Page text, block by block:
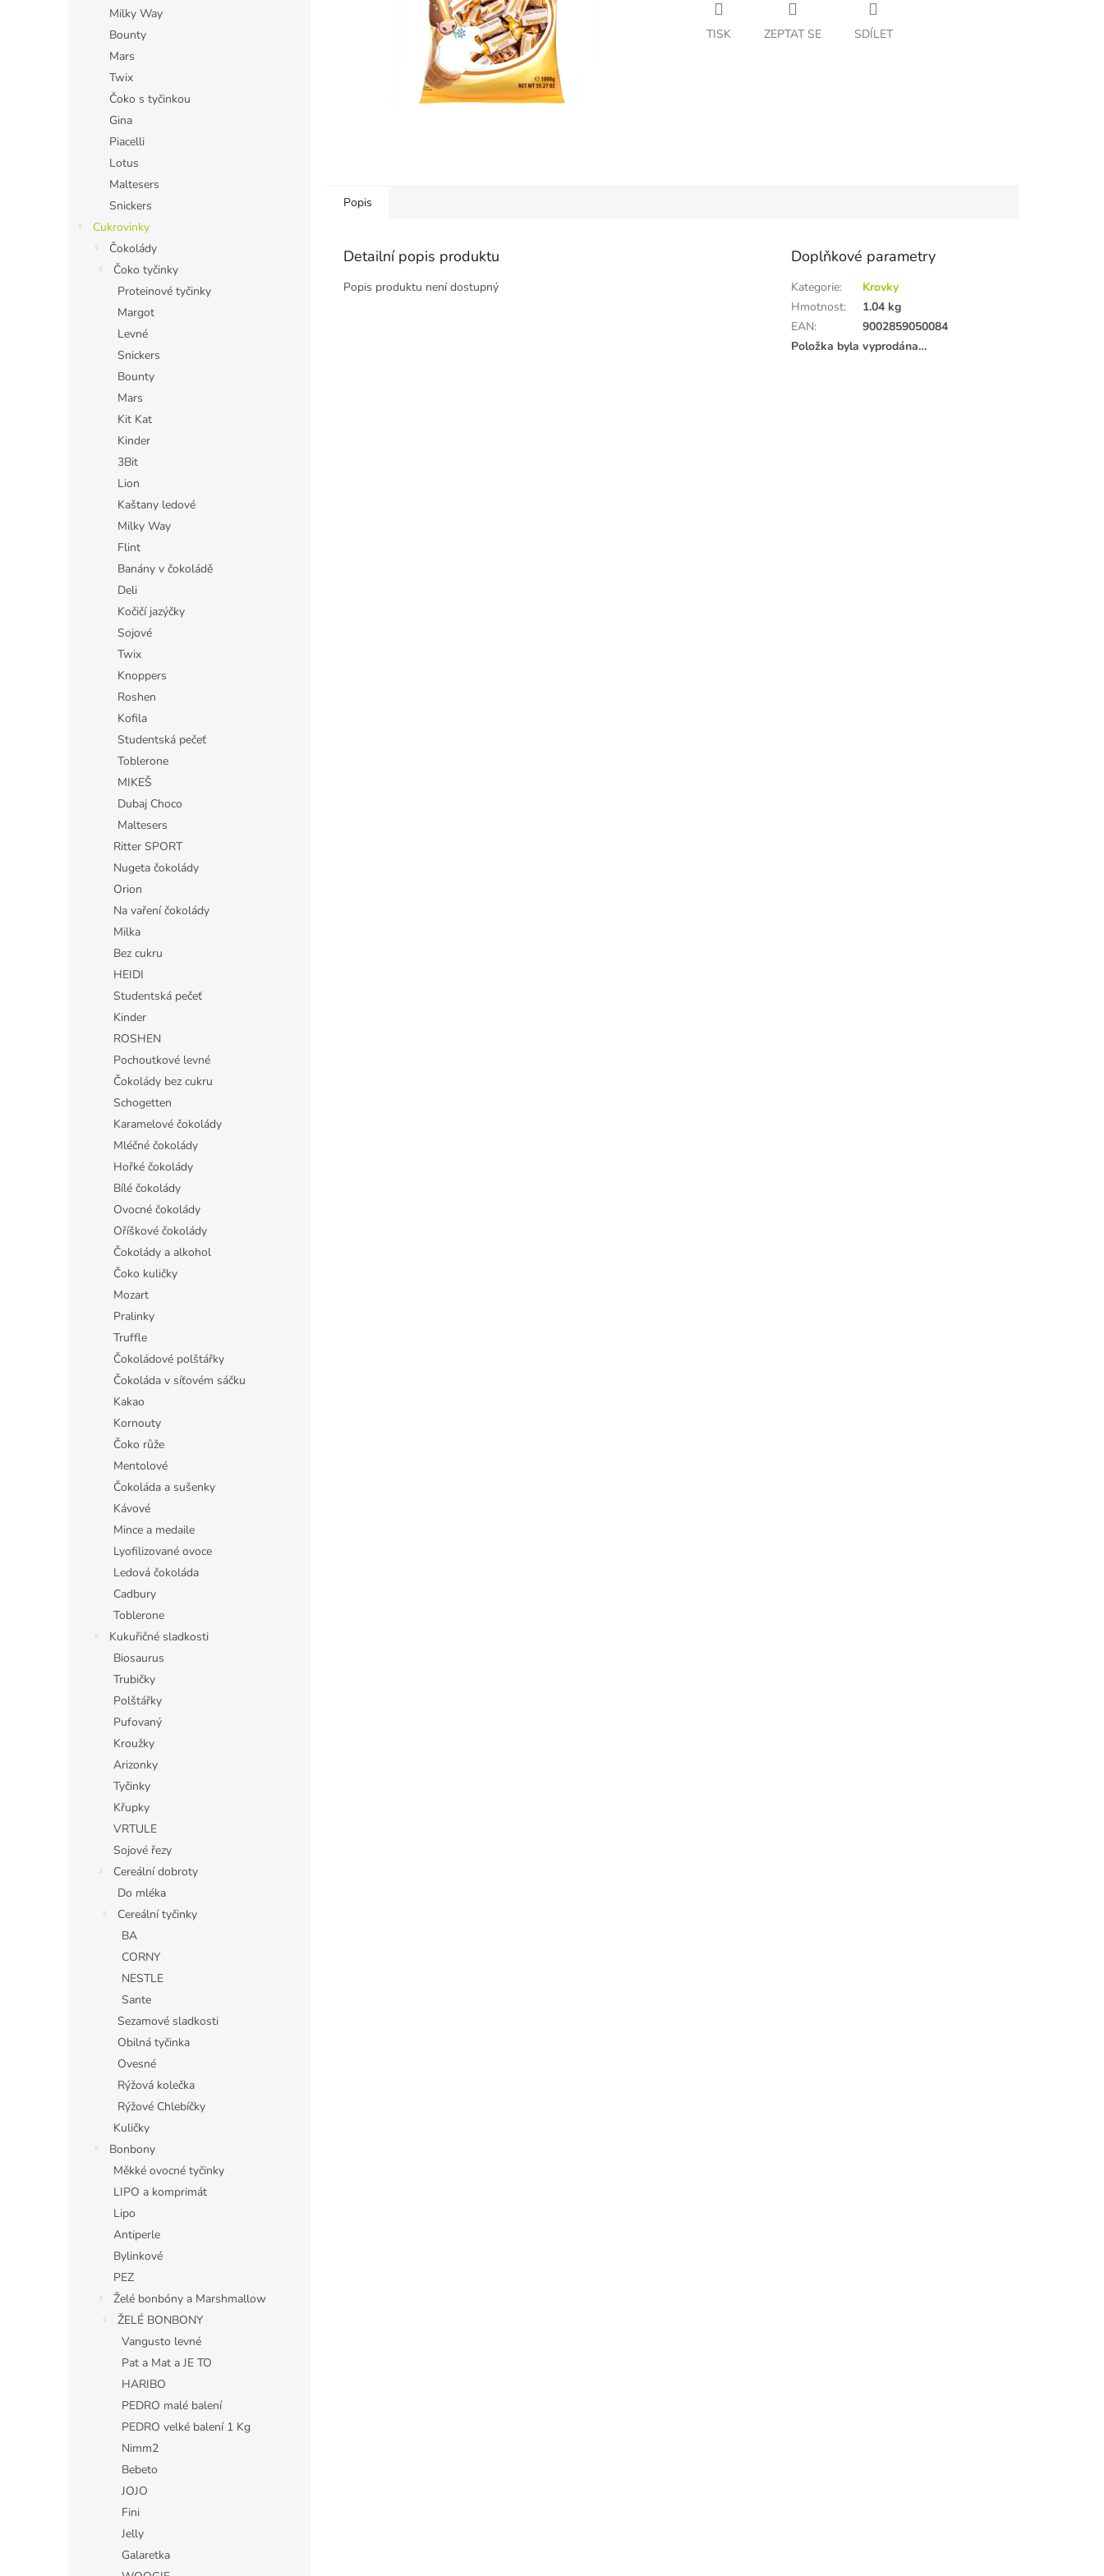
Milky Way
Bounty
Mars
Twix
Čoko s tyčinkou
Gina
Piacelli
Lotus
Maltesers
Snickers
Cukrovinky
Čokolády
Čoko tyčinky
Proteinové tyčinky
Margot
Levné
Snickers
Bounty
Mars
Kit Kat
Kinder
3Bit
Lion
Kaštany ledové
Milky Way
Flint
Banány v čokoládě
Deli
Kočičí jazýčky
Sojové
Twix
Knoppers
Roshen
Kofila
Studentská pečeť
Toblerone
MIKEŠ
Dubaj Choco
Maltesers
Ritter SPORT
Nugeta čokolády
Orion
Na vaření čokolády
Milka
Bez cukru
HEIDI
Studentská pečeť
Kinder
ROSHEN
Pochoutkové levné
Čokolády bez cukru
Schogetten
Karamelové čokolády
Mléčné čokolády
Hořké čokolády
Bílé čokolády
Ovocné čokolády
Oříškové čokolády
Čokolády a alkohol
Čoko kuličky
Mozart
Pralinky
Truffle
Čokoládové polštářky
Čokoláda v síťovém sáčku
Kakao
Kornouty
Čoko růže
Mentolové
Čokoláda a sušenky
Kávové
Mince a medaile
Lyofilizované ovoce
Ledová čokoláda
Cadbury
Toblerone
Kukuřičné sladkosti
Biosaurus
Trubičky
Polštářky
Pufovaný
Kroužky
Arizonky
Tyčinky
Křupky
VRTULE
Sojové řezy
Cereální dobroty
Do mléka
Cereální tyčinky
BA
CORNY
NESTLE
Sante
Sezamové sladkosti
Obilná tyčinka
Ovesné
Rýžová kolečka
Rýžové Chlebíčky
Kuličky
Bonbony
Měkké ovocné tyčinky
LIPO a komprimát
Lipo
Antiperle
Bylinkové
PEZ
Želé bonbóny a Marshmallow
ŽELÉ BONBONY
Vangusto levné
Pat a Mat a JE TO
HARIBO
PEDRO malé balení
PEDRO velké balení 1 Kg
Nimm2
Bebeto
JOJO
Fini
Jelly
Galaretka
TISK ZEPTAT SE SDÍLET
Popis
Detailní popis produktu
Popis produktu není dostupný
Doplňkové parametry
Kategorie:
Krovky
Hmotnost:
1.04 kg
EAN:
9002859050084
Položka byla vyprodána…